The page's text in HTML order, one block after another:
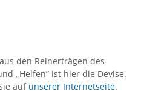
den Reinerträgen des
„Helfen” ist hier die Devise.
auf unserer Internetseite.